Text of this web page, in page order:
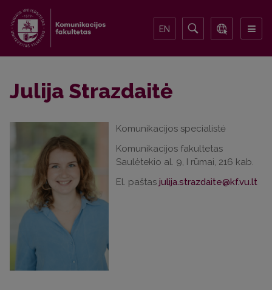
EN
Julija Strazdaitė
Komunikacijos specialistė
Komunikacijos fakultetas
Saulėtekio al. 9, I rūmai, 216 kab.
El. paštas